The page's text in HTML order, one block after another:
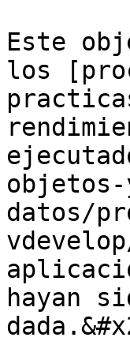
Este
los
datos/
hayan